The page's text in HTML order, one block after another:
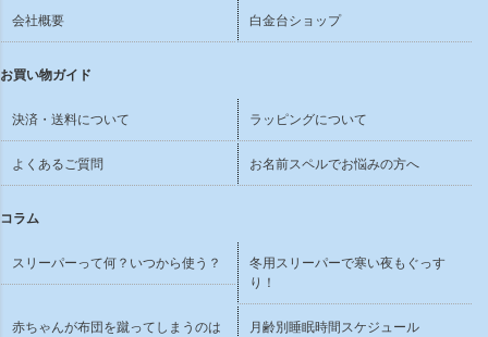
会社概要 白金台ショップ
お買い物ガイド
決済・送料について ラッピングについて
よくあるご質問 お名前スペルでお悩みの方へ
コラム
スリーパーって何？いつから使う？
冬用スリーパーで寒い夜もぐっす
り！
赤ちゃんが布団を蹴ってしまうのは
月齢別睡眠時間スケジュール